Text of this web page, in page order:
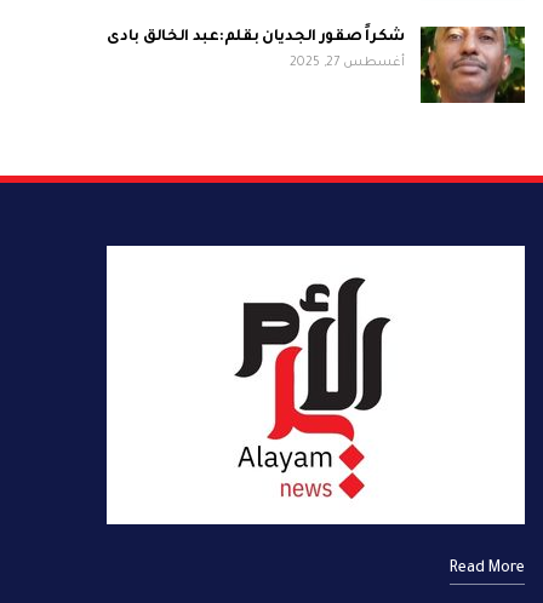
شكراً صقور الجديان بقلم:عبد الخالق بادى
أغسطس 27, 2025
Read More